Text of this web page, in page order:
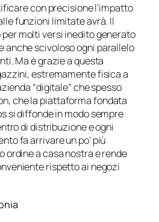
con precisione l’impatto
funzioni limitate avrà. Il
molti versi inedito generato
anche scivoloso ogni parallelo
Ma è grazie a questa
estremamente fisica a
“digitale” che spesso
che la piattaforma fondata
si diffonde in modo sempre
di distribuzione e ogni
fa arrivare un po’ più
ordine a casa nostra e rende
rispetto ai negozi